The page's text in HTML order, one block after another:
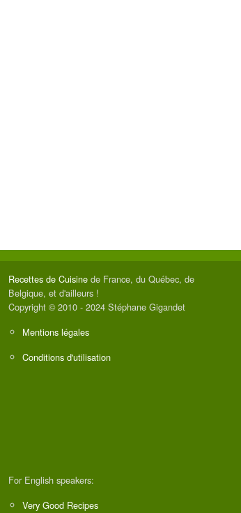
Recettes de Cuisine de France, du Québec, de
Belgique, et d'ailleurs !
Copyright © 2010 - 2024 Stéphane Gigandet
Mentions légales
Conditions d'utilisation
For English speakers:
Very Good Recipes